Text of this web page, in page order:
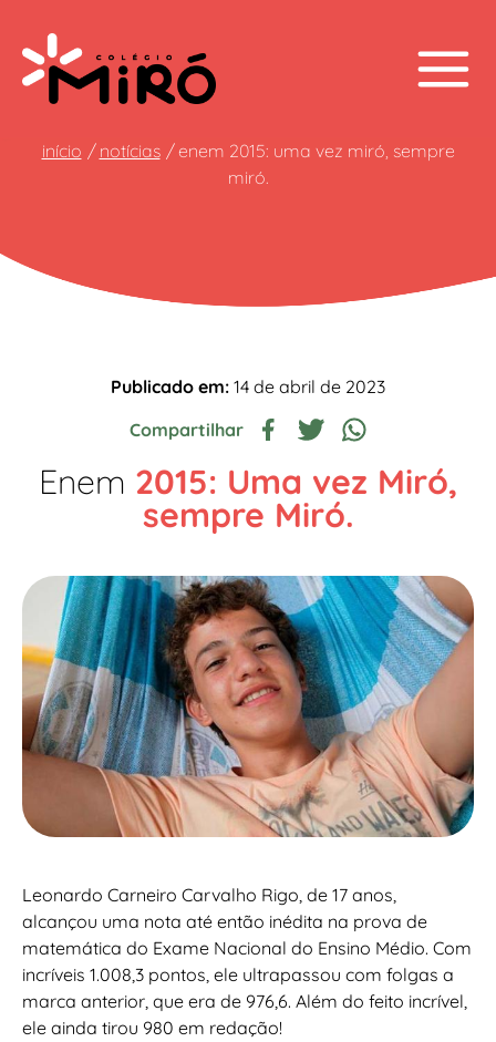
início notícias
enem 2015: uma vez miró, sempre
miró.
Publicado em: 14 de abril de 2023
Compartilhar
Enem 2015: Uma vez Miró,
sempre Miró.
Leonardo Carneiro Carvalho Rigo, de 17 anos,
alcançou uma nota até então inédita na prova de
matemática do Exame Nacional do Ensino Médio. Com
incríveis 1.008,3 pontos, ele ultrapassou com folgas a
marca anterior, que era de 976,6. Além do feito incrível,
ele ainda tirou 980 em redação!